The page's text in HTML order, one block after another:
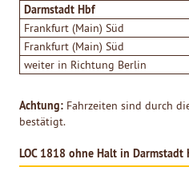
Darmstadt Hbf
Frankfurt (Main) Süd
Frankfurt (Main) Süd
weiter in Richtung Berlin
Achtung: Fahrzeiten sind durch
bestätigt.
LOC 1818 ohne Halt in Darmstadt